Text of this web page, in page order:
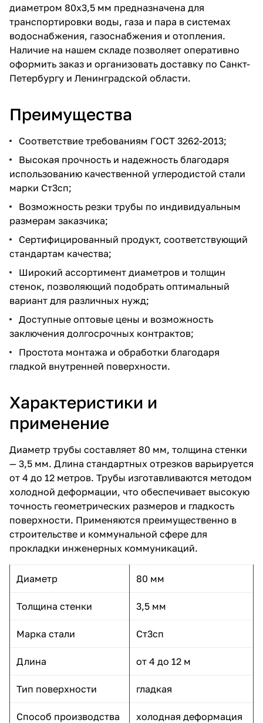
диаметром 80x3,5 мм предназначена для
транспортировки воды, газа и пара в системах
водоснабжения, газоснабжения и отопления.
Наличие на нашем складе позволяет оперативно
оформить заказ и организовать доставку по Санкт-
Петербургу и Ленинградской области.
Преимущества
Соответствие требованиям ГОСТ 3262-2013;
Высокая прочность и надежность благодаря
использованию качественной углеродистой стали
марки Ст3сп;
Возможность резки трубы по индивидуальным
размерам заказчика;
Сертифицированный продукт, соответствующий
стандартам качества;
Широкий ассортимент диаметров и толщин
стенок, позволяющий подобрать оптимальный
вариант для различных нужд;
Доступные оптовые цены и возможность
заключения долгосрочных контрактов;
Простота монтажа и обработки благодаря
гладкой внутренней поверхности.
Характеристики и
применение
Диаметр трубы составляет 80 мм, толщина стенки
— 3,5 мм. Длина стандартных отрезков варьируется
от 4 до 12 метров. Трубы изготавливаются методом
холодной деформации, что обеспечивает высокую
точность геометрических размеров и гладкость
поверхности. Применяются преимущественно в
строительстве и коммунальной сфере для
прокладки инженерных коммуникаций.
Диаметр 80 мм
Толщина стенки 3,5 мм
Марка стали Ст3сп
Длина от 4 до 12 м
Тип поверхности гладкая
Способ производства холодная деформация